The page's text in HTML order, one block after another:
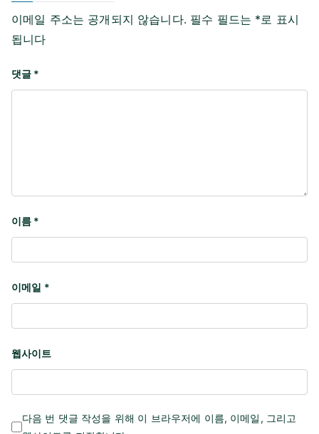
이메일 주소는 공개되지 않습니다. 필수 필드는 *로 표시
됩니다
댓글 *
이름 *
이메일 *
웹사이트
다음 번 댓글 작성을 위해 이 브라우저에 이름, 이메일, 그리고